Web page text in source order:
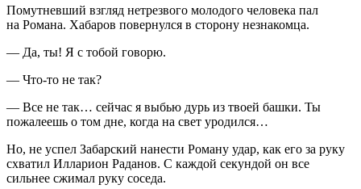
Помутневший взгляд нетрезвого молодого человека пал
на Романа. Хабаров повернулся в сторону незнакомца.
— Да, ты! Я с тобой говорю.
— Что-то не так?
— Все не так… сейчас я выбью дурь из твоей башки. Ты
пожалеешь о том дне, когда на свет уродился…
Но, не успел Забарский нанести Роману удар, как его за руку
схватил Илларион Раданов. С каждой секундой он все
сильнее сжимал руку соседа.